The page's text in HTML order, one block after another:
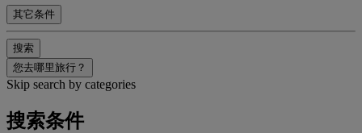
其它条件
搜索
您去哪里旅行？
Skip search by categories
搜索条件